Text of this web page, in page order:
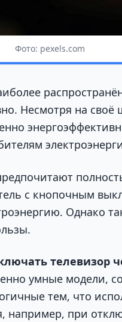
Фото: pexels.com
Несмотря на своё
с кнопочным
Однако
телевизор
умные модели,
тем, что
например, при